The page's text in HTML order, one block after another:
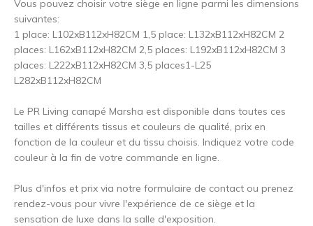
Vous pouvez choisir votre siège en ligne parmi les dimensions
suivantes:
1 place: L102xB112xH82CM 1,5 place: L132xB112xH82CM 2
places: L162xB112xH82CM 2,5 places: L192xB112xH82CM 3
places: L222xB112xH82CM 3,5 places1-L25
L282xB112xH82CM
Le PR Living canapé Marsha est disponible dans toutes ces
tailles et différents tissus et couleurs de qualité, prix en
fonction de la couleur et du tissu choisis. Indiquez votre code
couleur à la fin de votre commande en ligne.
Plus d'infos et prix via notre formulaire de contact ou prenez
rendez-vous pour vivre l'expérience de ce siège et la
sensation de luxe dans la salle d'exposition.